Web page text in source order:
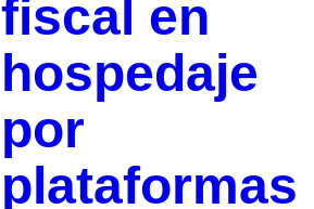
fiscal en
hospedaje
por
plataformas